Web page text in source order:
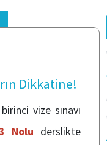
Dikkatine!
vize sınavı
Nolu derslikte